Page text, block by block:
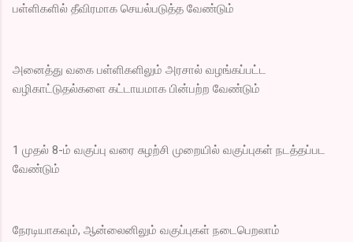
பள்ளிகளில் தீவிரமாக செயல்படுத்த வேண்டும்
அனைத்து வகை பள்ளிகளிலும் அரசால் வழங்கப்பட்ட
வழிகாட்டுதல்களை கட்டாயமாக பின்பற்ற வேண்டும்
1 முதல் 8-ம் வகுப்பு வரை சுழற்சி முறையில் வகுப்புகள் நடத்தப்பட
வேண்டும்
நேரடியாகவும், ஆன்லைனிலும் வகுப்புகள் நடைபெறலாம்